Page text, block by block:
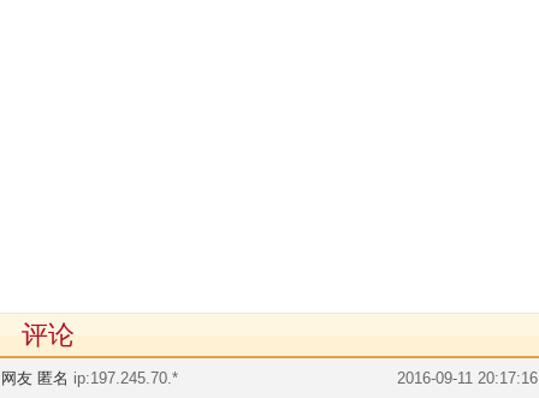
评论
网友 匿名 ip:197.245.70.* 2016-09-11 20:17:16